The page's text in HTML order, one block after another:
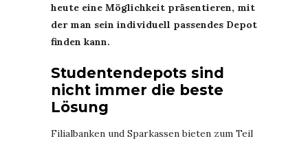
heute eine Möglichkeit präsentieren, mit
der man sein individuell passendes Depot
finden kann.
Studentendepots sind
nicht immer die beste
Lösung
Filialbanken und Sparkassen bieten zum Teil